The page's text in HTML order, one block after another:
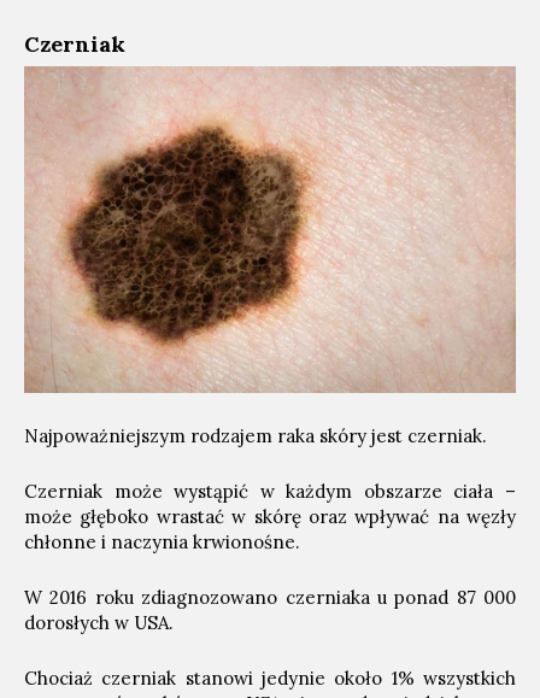
Czerniak
Najpoważniejszym rodzajem raka skóry jest czerniak.
Czerniak może wystąpić w każdym obszarze ciała –
może głęboko wrastać w skórę oraz wpływać na węzły
chłonne i naczynia krwionośne.
W 2016 roku zdiagnozowano czerniaka u ponad 87 000
dorosłych w USA.
Chociaż czerniak stanowi jedynie około 1% wszystkich